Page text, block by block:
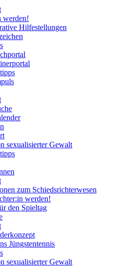
werden!
Hilfestellungen
sexualisierter Gewalt
zum Schiedsrichterwesen
werden!
den Spieltag
Jüngstentennis
sexualisierter Gewalt